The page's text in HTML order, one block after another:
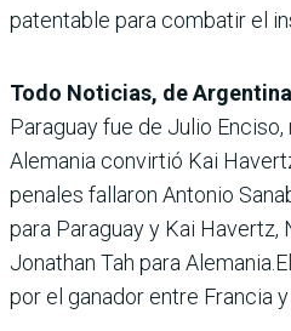
patentable para combatir el
Todo Noticias, de Argentina
Paraguay fue de Julio
Alemania convirtió Kai
penales fallaron Antonio
para Paraguay y Kai Havertz,
Jonathan Tah para
por el ganador entre Francia y